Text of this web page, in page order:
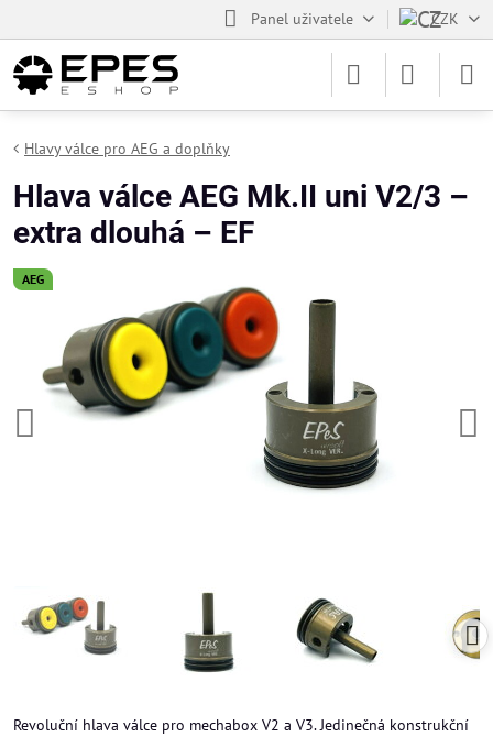
Panel uživatele CZK
AEG
Hlavy válce pro AEG a doplňky
Hlava válce AEG Mk.II uni V2/3 –
extra dlouhá – EF
Revoluční hlava válce pro mechabox V2 a V3. Jedinečná konstrukční